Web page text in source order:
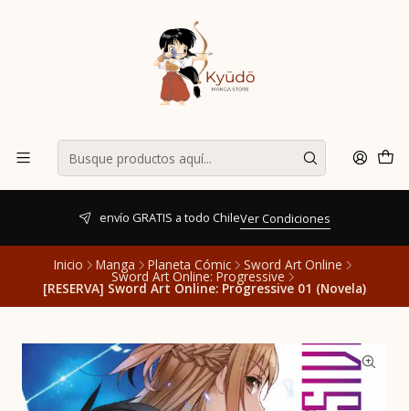
envío GRATIS a todo ChileVer Condiciones
Inicio Manga Planeta Cómic Sword Art Online
Sword Art Online: Progressive
[RESERVA] Sword Art Online: Progressive 01 (Novela)